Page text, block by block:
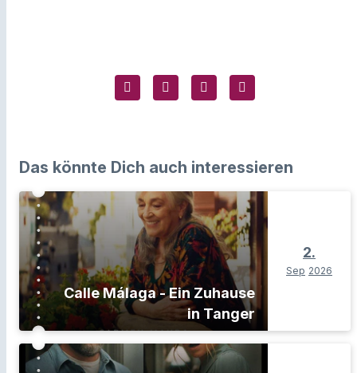
Das könnte Dich auch interessieren
Calle Málaga - Ein Zuhause
in Tanger
2.
Sep 2026